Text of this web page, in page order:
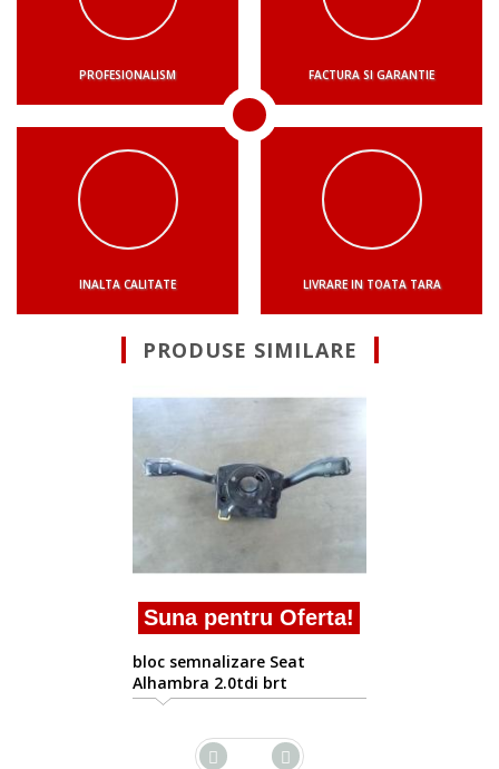
PROFESIONALISM FACTURA SI GARANTIE
INALTA CALITATE LIVRARE IN TOATA TARA
PRODUSE SIMILARE